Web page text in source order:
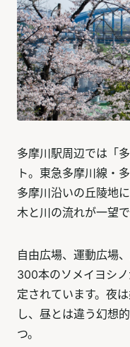
多摩川駅周辺では「
ト。東急多摩川線・
多摩川沿いの丘陵地
木と川の流れが一望で
自由広場、運動広場
300本のソメイヨシ
定されています。夜
し、昼とは違う幻想
つ。